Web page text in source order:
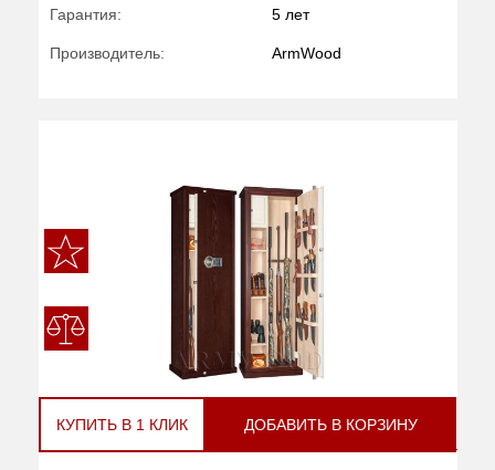
Гарантия: 5 лет
Производитель: ArmWood
КУПИТЬ В 1 КЛИК ДОБАВИТЬ В КОРЗИНУ